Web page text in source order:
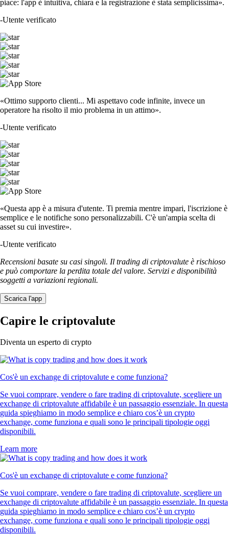
piace: l'app è intuitiva, chiara e la registrazione è stata semplicissima».
-Utente verificato
«Ottimo supporto clienti... Mi aspettavo code infinite, invece un
operatore ha risolto il mio problema in un attimo».
-Utente verificato
«Questa app è a misura d'utente. Ti premia mentre impari, l'iscrizione è
semplice e le notifiche sono personalizzabili. C'è un'ampia scelta di
asset su cui investire».
-Utente verificato
Recensioni basate su casi singoli. Il trading di criptovalute è rischioso
e può comportare la perdita totale del valore. Servizi e disponibilità
soggetti a variazioni regionali.
Scarica l'app
Capire le criptovalute
Diventa un esperto di crypto
Cos'è un exchange di criptovalute e come funziona?
Se vuoi comprare, vendere o fare trading di criptovalute, scegliere un
exchange di criptovalute affidabile è un passaggio essenziale. In questa
guida spieghiamo in modo semplice e chiaro cos’è un crypto
exchange, come funziona e quali sono le principali tipologie oggi
disponibili.
Learn more
Cos'è un exchange di criptovalute e come funziona?
Se vuoi comprare, vendere o fare trading di criptovalute, scegliere un
exchange di criptovalute affidabile è un passaggio essenziale. In questa
guida spieghiamo in modo semplice e chiaro cos’è un crypto
exchange, come funziona e quali sono le principali tipologie oggi
disponibili.